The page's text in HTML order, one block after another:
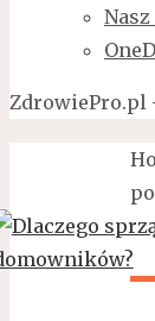
ZdrowiePro.pl